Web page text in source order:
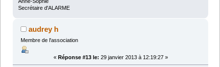
Secrétaire d'ALARME
audrey h
Membre de l'association
« Réponse #13 le: 29 janvier 2013 à 12:19:27 »